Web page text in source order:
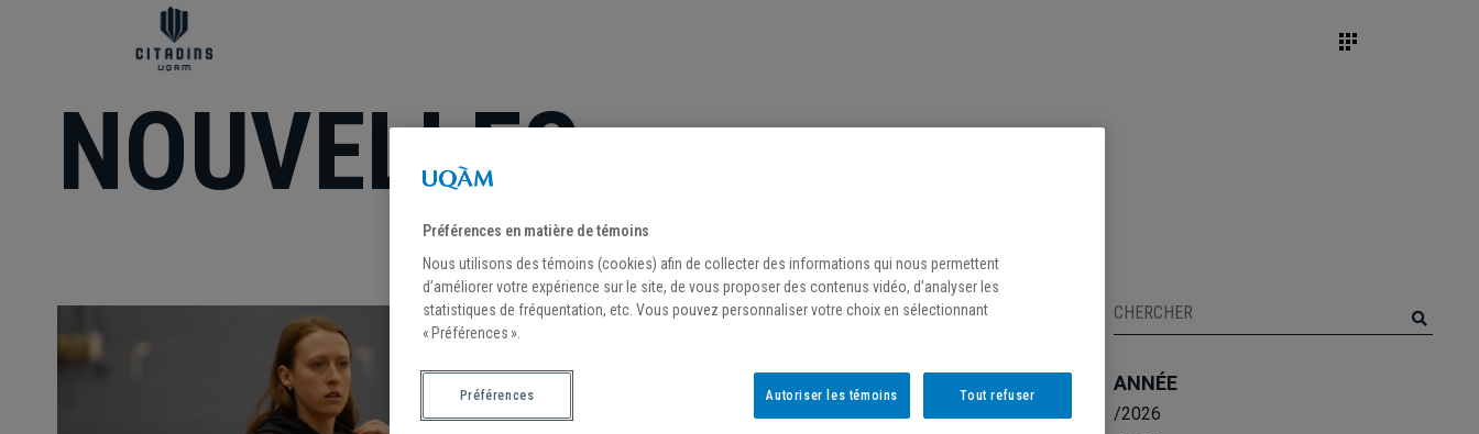
NOUVELLES
ANNÉE
/2026
Préférences en matière de témoins
Nous utilisons des témoins (cookies) afin de collecter des informations qui nous permettent
d’améliorer votre expérience sur le site, de vous proposer des contenus vidéo, d’analyser les
statistiques de fréquentation, etc. Vous pouvez personnaliser votre choix en sélectionnant
« Préférences ».
Tout refuser
Autoriser les témoins
Préférences